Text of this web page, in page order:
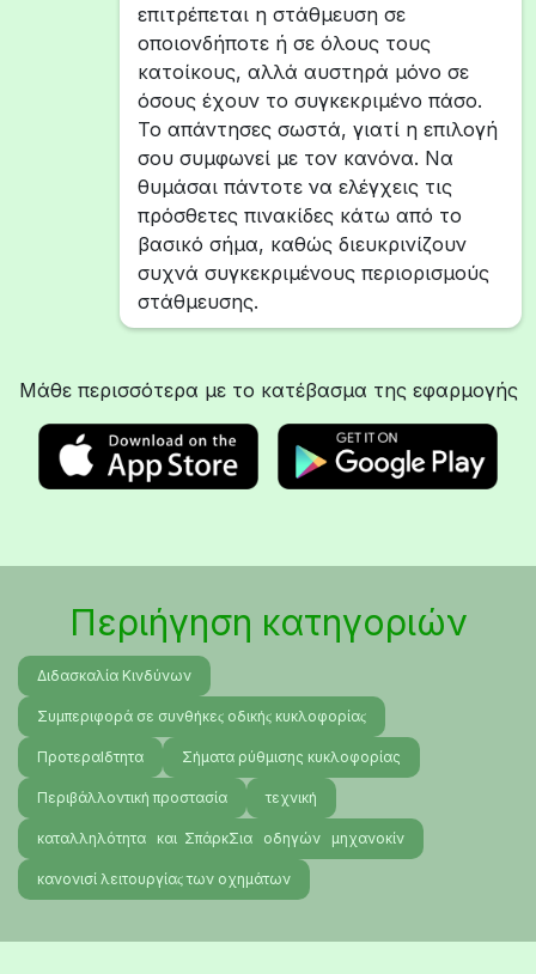
επιτρέπεται η στάθμευση σε
οποιονδήποτε ή σε όλους τους
κατοίκους, αλλά αυστηρά μόνο σε
όσους έχουν το συγκεκριμένο πάσο.
Το απάντησες σωστά, γιατί η επιλογή
σου συμφωνεί με τον κανόνα. Να
θυμάσαι πάντοτε να ελέγχεις τις
πρόσθετες πινακίδες κάτω από το
βασικό σήμα, καθώς διευκρινίζουν
συχνά συγκεκριμένους περιορισμούς
στάθμευσης.
Μάθε περισσότερα με το κατέβασμα της εφαρμογής
Περιήγηση κατηγοριών
Διδασκαλία Κινδύνων
Συμπεριφορά σε συνθήκεϛ οδικήϛ κυκλοφορίαϛ
ΠροτεραΙδτητα Σήματα ρύθμισης κυκλοφορίας
Περιβάλλοντική προστασία τεχνική
καταλληλότητα και ΣπάρκΣια οδηγών μηχανοκίν
κανονισί λειτουργίαϛ των οχημάτων